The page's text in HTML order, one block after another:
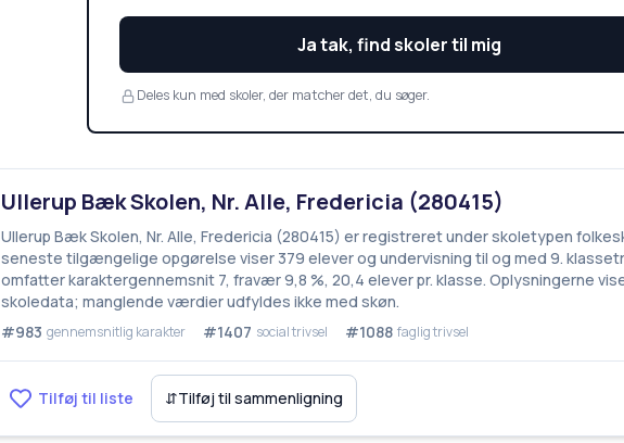
Ja tak, find skoler til mig
Deles kun med skoler, der matcher det, du søger.
Ullerup Bæk Skolen, Nr. Alle, Fredericia (280415)
Ullerup Bæk Skolen, Nr. Alle, Fredericia (280415) er registreret under skoletypen
seneste tilgængelige opgørelse viser 379 elever og undervisning til og med 9.
omfatter karaktergennemsnit 7, fravær 9,8 %, 20,4 elever pr. klasse. Oplysningerne
skoledata; manglende værdier udfyldes ikke med skøn.
#983 gennemsnitlig karakter #1407 social trivsel #1088 faglig trivsel
Tilføj til liste ⇵Tilføj til sammenligning